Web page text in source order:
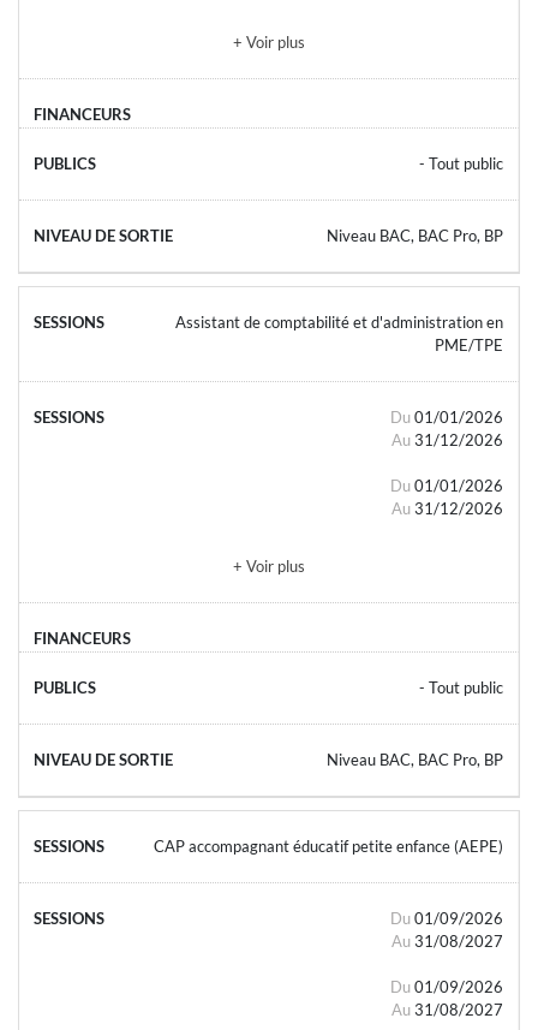
+ Voir plus
- Tout public
Niveau BAC, BAC Pro, BP
Assistant de comptabilité et d'administration en
PME/TPE
Du 01/01/2026
Au 31/12/2026
Du 01/01/2026
Au 31/12/2026
+ Voir plus
- Tout public
Niveau BAC, BAC Pro, BP
CAP accompagnant éducatif petite enfance (AEPE)
Du 01/09/2026
Au 31/08/2027
Du 01/09/2026
Au 31/08/2027